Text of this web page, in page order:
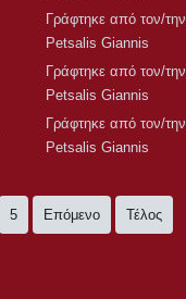
Γράφτηκε από τον/την
Petsalis Giannis
Γράφτηκε από τον/την
Petsalis Giannis
Γράφτηκε από τον/την
Petsalis Giannis
5 Επόμενο Τέλος